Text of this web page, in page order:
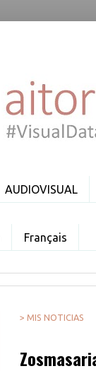
AUDIOVISUAL
Français
> MIS NOTICIAS